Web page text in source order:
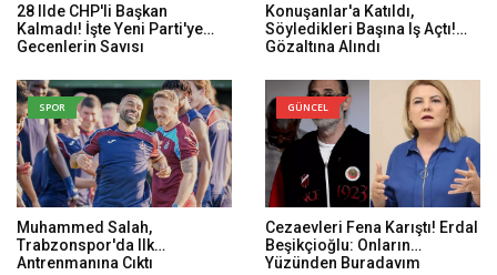
28 Ilde CHP'li Başkan
Kalmadı! İşte Yeni Parti'ye
Geçenlerin Sayısı
Konuşanlar'a Katıldı,
Söyledikleri Başına Iş Açtı!
Gözaltına Alındı
SPOR
Muhammed Salah,
Trabzonspor'da Ilk
Antrenmanına Çıktı
GÜNCEL
Cezaevleri Fena Karıştı! Erdal
Beşikçioğlu: Onların
Yüzünden Buradayım